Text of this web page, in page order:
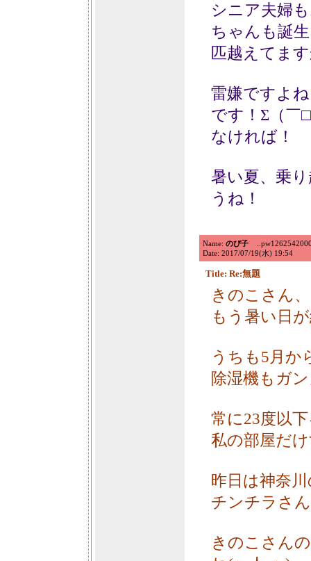
シニア夫婦
ちゃんも誕
匹越えてま
雷嫌ですよ
です！Σ（￣
なければ！
暑い夏、乗
うね！
Name: のぴ子
Date: 2017/07/19(水) 19:54
Title: Re:無題
きのこさん
もう暑い日
うちも5月か
除湿機もガ
常に23度以
私の部屋だ
昨日は神奈
チンチラさ
きのこさん